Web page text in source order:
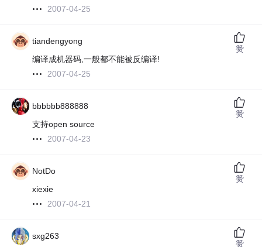
2007-04-25
tiandengyong
编译成机器码,一般都不能被反编译!
2007-04-25
赞
bbbbbb888888
支持open source
2007-04-23
赞
NotDo
xiexie
2007-04-21
赞
sxg263
赞